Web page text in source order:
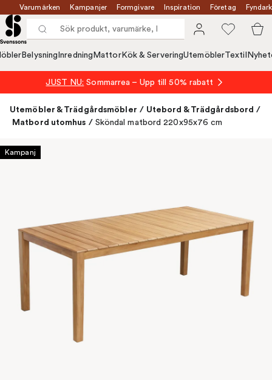
Varumärken Kampanjer Formgivare Inspiration Företag
Belysning Inredning MattorKök & ServeringUtemöblerTextil
JUST NU: Sommarrea – Upp till 50% rabatt
Utemöbler & Trädgårdsmöbler / Utebord & Trädgårdsbord /
Matbord utomhus / Sköndal matbord 220x95x76 cm
Kampanj